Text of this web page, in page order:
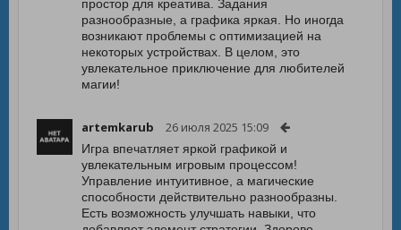
простор для креатива. Задания
разнообразные, а графика яркая. Но иногда
возникают проблемы с оптимизацией на
некоторых устройствах. В целом, это
увлекательное приключение для любителей
магии!
artemkarub 26 июля 2025 15:09
Игра впечатляет яркой графикой и
увлекательным игровым процессом!
Управление интуитивное, а магические
способности действительно разнообразны.
Есть возможность улучшать навыки, что